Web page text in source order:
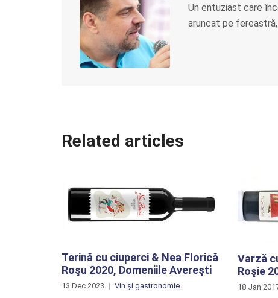
Un entuziast care
aruncat pe
Related articles
Terină cu ciuperci & Nea Florică
Roşu 2020, Domeniile Avereşti
13 Dec 2023 Vin și gastronomie
Varză
Roşie
18 Jan